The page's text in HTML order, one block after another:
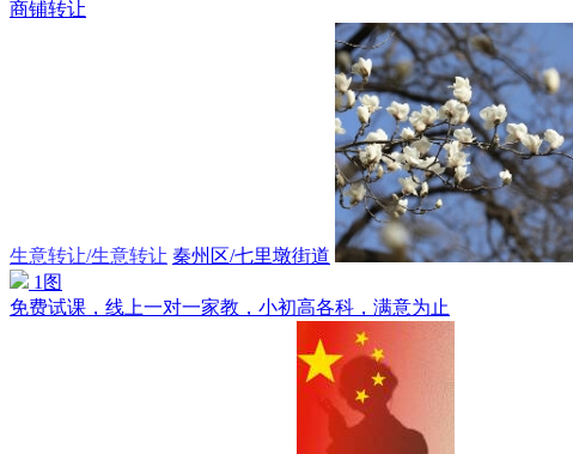
商铺转让
生意转让/生意转让 秦州区/七里墩街道
1图
免费试课，线上一对一家教，小初高各科，满意为止